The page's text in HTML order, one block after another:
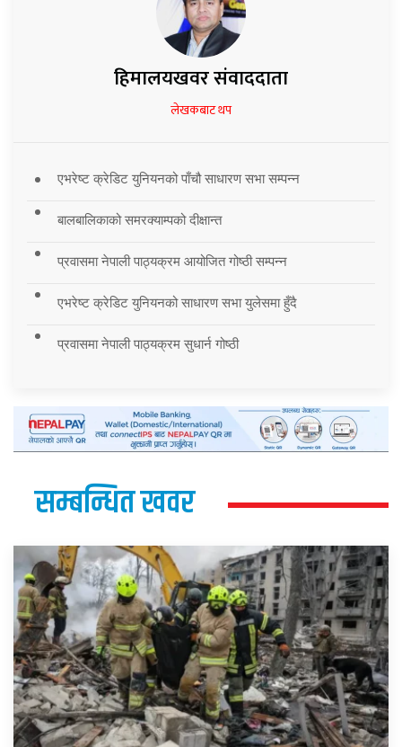
हिमालयखवर संवाददाता
लेखकबाट थप
एभरेष्ट क्रेडिट युनियनको पाँचौ साधारण सभा सम्पन्न
बालबालिकाको समरक्याम्पको दीक्षान्त
प्रवासमा नेपाली पाठ्यक्रम आयोजित गोष्ठी सम्पन्न
एभरेष्ट क्रेडिट युनियनको साधारण सभा युलेसमा हुँदै
प्रवासमा नेपाली पाठ्यक्रम सुधार्न गोष्ठी
सम्बन्धित खवर